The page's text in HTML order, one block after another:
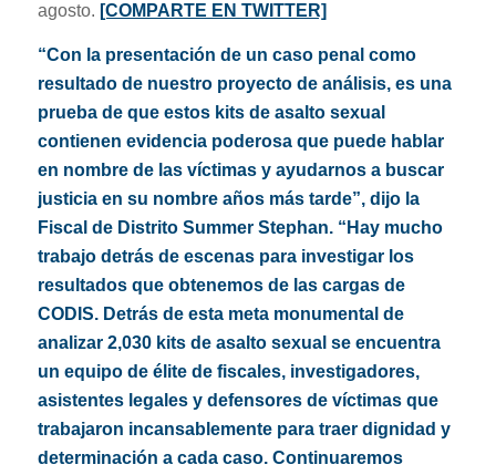
agosto. [COMPARTE EN TWITTER]
“Con la presentación de un caso penal como
resultado de nuestro proyecto de análisis, es una
prueba de que estos kits de asalto sexual
contienen evidencia poderosa que puede hablar
en nombre de las víctimas y ayudarnos a buscar
justicia en su nombre años más tarde”, dijo la
Fiscal de Distrito Summer Stephan. “Hay mucho
trabajo detrás de escenas para investigar los
resultados que obtenemos de las cargas de
CODIS. Detrás de esta meta monumental de
analizar 2,030 kits de asalto sexual se encuentra
un equipo de élite de fiscales, investigadores,
asistentes legales y defensores de víctimas que
trabajaron incansablemente para traer dignidad y
determinación a cada caso. Continuaremos